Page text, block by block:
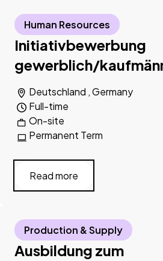
Initiativbewerbung
gewerblich/
Deutschland , Germany
On-site
Full-time
Permanent Term
Human Resources
Read more
Ausbildung zum
Production & Supply